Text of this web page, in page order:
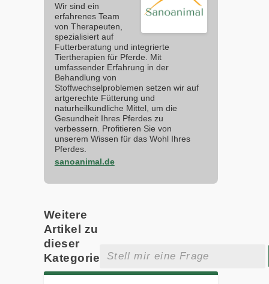
Wir sind ein
erfahrenes Team
von Therapeuten,
spezialisiert auf
Futterberatung und integrierte
Tiertherapien für Pferde. Mit
umfassender Erfahrung in der
Behandlung von
Stoffwechselproblemen setzen wir auf
artgerechte Fütterung und
naturheilkundliche Mittel, um die
Gesundheit Ihres Pferdes zu
verbessern. Profitieren Sie von
unserem Wissen für das Wohl Ihres
Pferdes.
sanoanimal.de
Weitere
Artikel zu
dieser
Kategorie